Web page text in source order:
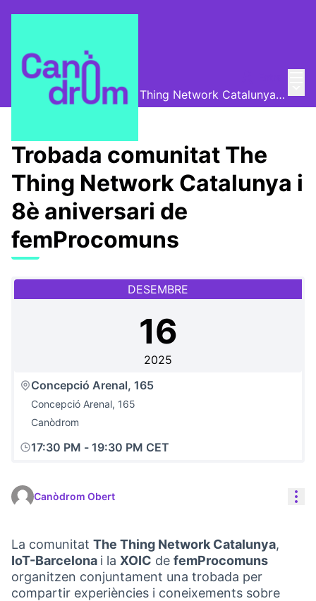
Canòdrom Obert
Trobada comunitat The Thing Network Catalunya i 8è aniversari de femProcomuns
Trobada comunitat The
Thing Network Catalunya i
8è aniversari de
femProcomuns
DESEMBRE
16
2025
Concepció Arenal, 165
Concepció Arenal, 165
Canòdrom
17:30 PM - 19:30 PM CET
Canòdrom Obert
La comunitat The Thing Network Catalunya,
IoT-Barcelona i la XOIC de femProcomuns
organitzen conjuntament una trobada per
compartir experiències i coneixements sobre